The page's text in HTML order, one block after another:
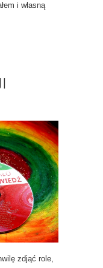
i własną
zdjąć role,